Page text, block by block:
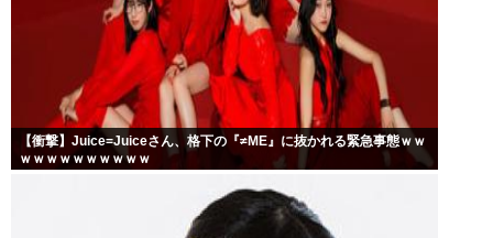
【衝撃】Juice=Juiceさん、格下の『≠ME』に抜かれる緊急事態ｗｗ
ｗｗｗｗｗｗｗｗｗｗ